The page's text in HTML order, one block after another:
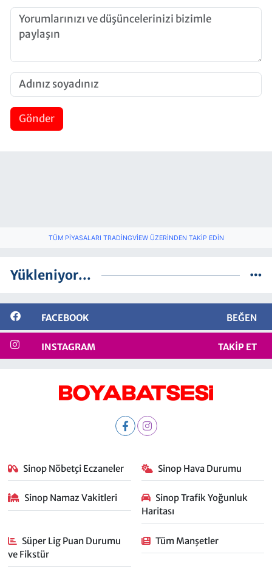
Gönder
TÜM PIYASALARI TRADINGVIEW ÜZERINDEN TAKIP EDIN
Yükleniyor...
FACEBOOK BEĞEN
INSTAGRAM TAKIP ET
Sinop Nöbetçi Eczaneler Sinop Hava Durumu
Sinop Namaz Vakitleri
Sinop Trafik Yoğunluk
Haritası
Süper Lig Puan Durumu
ve Fikstür
Tüm Manşetler